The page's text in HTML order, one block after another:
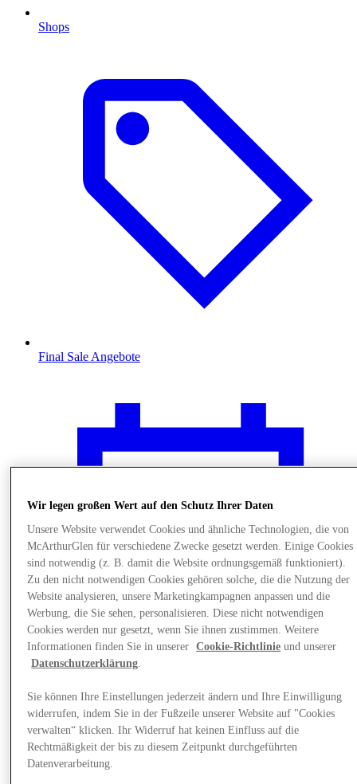
Shops
Final Sale Angebote
Wir legen großen Wert auf den Schutz Ihrer Daten
Unsere Website verwendet Cookies und ähnliche Technologien, die von
McArthurGlen für verschiedene Zwecke gesetzt werden. Einige Cookies
sind notwendig (z. B. damit die Website ordnungsgemäß funktioniert).
Zu den nicht notwendigen Cookies gehören solche, die die Nutzung der
Website analysieren, unsere Marketingkampagnen anpassen und die
Werbung, die Sie sehen, personalisieren. Diese nicht notwendigen
Cookies werden nur gesetzt, wenn Sie ihnen zustimmen. Weitere
Informationen finden Sie in unserer Cookie-Richtlinie und unserer
Datenschutzerklärung
Sie können Ihre Einstellungen jederzeit ändern und Ihre Einwilligung
widerrufen, indem Sie in der Fußzeile unserer Website auf "Cookies
verwalten“ klicken. Ihr Widerruf hat keinen Einfluss auf die
Rechtmäßigkeit der bis zu diesem Zeitpunkt durchgeführten
Datenverarbeitung.